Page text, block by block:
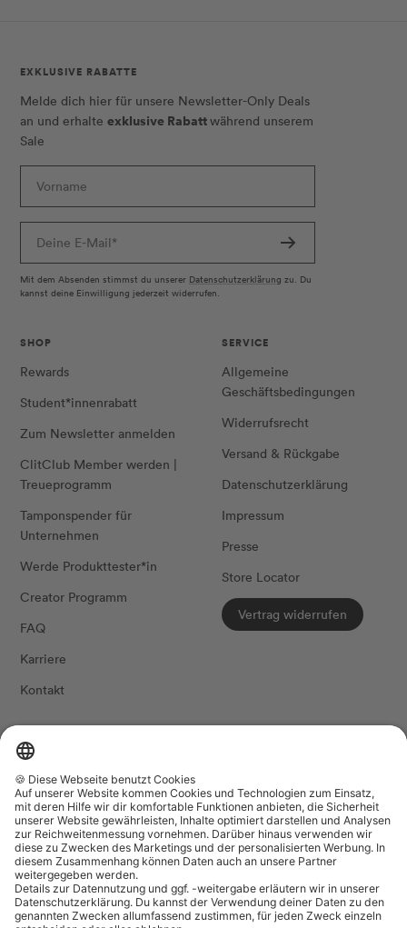
EXKLUSIVE RABATTE
Melde dich hier für unsere Newsletter-Only Deals
an und erhalte exklusive Rabattwährend unserem
Sale
Vorname
Deine E-Mail*
Mit dem Absenden stimmst du unserer Datenschutzerklärung zu. Du
kannst deine Einwilligung jederzeit widerrufen.
SHOP
Rewards
Student*innenrabatt
Zum Newsletter anmelden
ClitClub Member werden |
Treueprogramm
Tamponspender für
Unternehmen
Werde Produkttester*in
Creator Programm
FAQ
Karriere
Kontakt
SERVICE
Allgemeine
Geschäftsbedingungen
Widerrufsrecht
Versand & Rückgabe
Datenschutzerklärung
Impressum
Presse
Store Locator
Vertrag widerrufen
FOLG UNS
Land/Region
Belgien (EUR €) Sprache
Deutsch
The Female Company Datenschutzeinstellungen